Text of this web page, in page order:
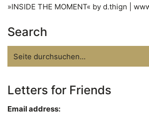
»INSIDE THE MOMENT« by d.thign |
Search
for:
Letters for Friends
Email address: